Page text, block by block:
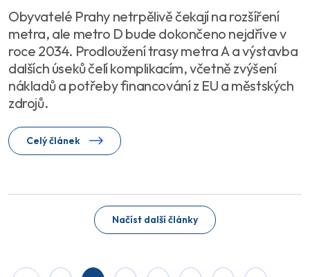
Obyvatelé Prahy netrpělivě čekají na rozšíření
metra, ale metro D bude dokončeno nejdříve v
roce 2034. Prodloužení trasy metra A a výstavba
dalších úseků čelí komplikacím, včetně zvýšení
nákladů a potřeby financování z EU a městských
zdrojů.
Celý článek
Načíst další články